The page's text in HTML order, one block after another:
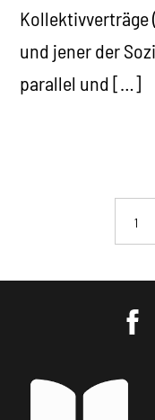
Kollektivverträge
und jener der
parallel und […]
1